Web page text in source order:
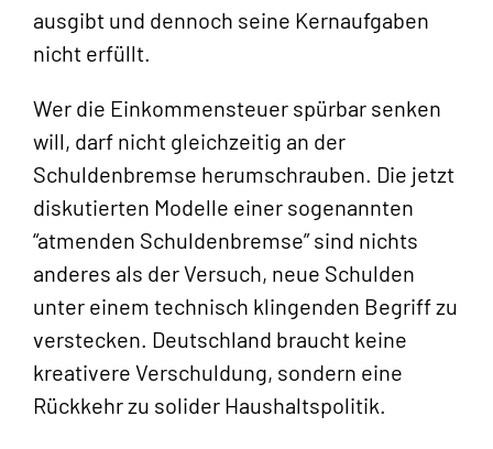
ausgibt und dennoch seine Kernaufgaben
nicht erfüllt.
Wer die Einkommensteuer spürbar senken
will, darf nicht gleichzeitig an der
Schuldenbremse herumschrauben. Die jetzt
diskutierten Modelle einer sogenannten
“atmenden Schuldenbremse” sind nichts
anderes als der Versuch, neue Schulden
unter einem technisch klingenden Begriff zu
verstecken. Deutschland braucht keine
kreativere Verschuldung, sondern eine
Rückkehr zu solider Haushaltspolitik.